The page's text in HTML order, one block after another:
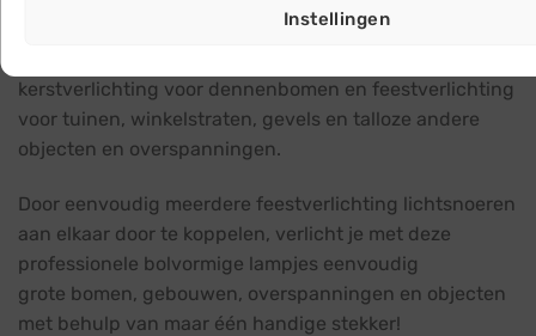
Instellingen
feestverlichting op basis van energiezuinige LED
kerstverlichting voor dennenbomen en feestverlichting
voor tuinen, winkelstraten, gevels en talloze andere
objecten en overspanningen.
Door eenvoudig meerdere feestverlichting lichtsnoeren
aan elkaar door te koppelen, verlicht je met deze
professionele bolvormige lampjes eenvoudig
grote bomen, gebouwen, overspanningen en objecten
met behulp van maar één handige stekker!